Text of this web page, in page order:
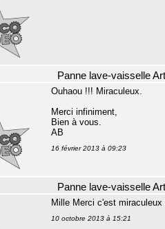
Panne lave-vaisselle
Ouhaou !!! Miraculeux.
Merci infiniment,
Bien à vous.
AB
16 février 2013 à 09:23
Panne lave-vaisselle
Mille Merci c'est
10 octobre 2013 à 15:21